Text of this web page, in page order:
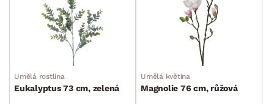
Zahradní doplňky
Osvětlení
Ukládání a organizace
Drobné bytové doplňky
Vánoce
Umělá rostlina
Eukalyptus 73 cm, zelená
Umělá květina
Magnolie 76 cm, růžová